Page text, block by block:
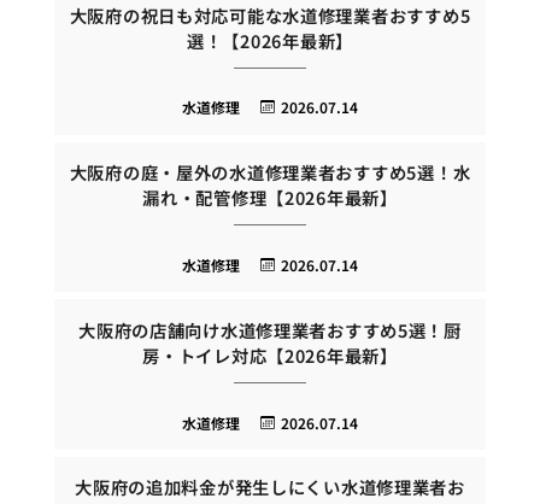
大阪府の祝日も対応可能な水道修理業者おすすめ5
選！【2026年最新】
2026.07.14
水道修理
大阪府の庭・屋外の水道修理業者おすすめ5選！水
漏れ・配管修理【2026年最新】
2026.07.14
水道修理
大阪府の店舗向け水道修理業者おすすめ5選！厨
房・トイレ対応【2026年最新】
2026.07.14
水道修理
大阪府の追加料金が発生しにくい水道修理業者お